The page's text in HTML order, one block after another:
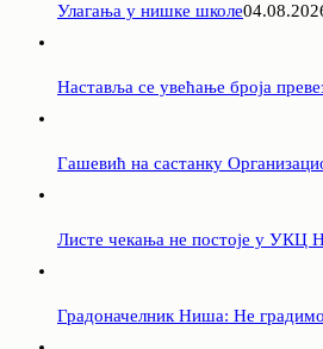
Улагања у нишке школе
Наставља се увећање броја
Гашевић на састанку
Листе чекања не постоје у УКЦ
Градоначелник Ниша: Не